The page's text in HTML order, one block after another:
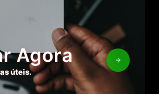
Agora
úteis.